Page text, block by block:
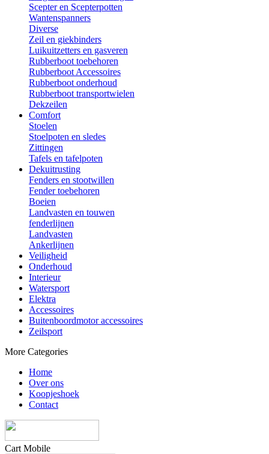
Scepter en Scepterpotten
Wantenspanners
Diverse
Zeil en giekbinders
Luikuitzetters en gasveren
Rubberboot toebehoren
Rubberboot Accessoires
Rubberboot onderhoud
Rubberboot transportwielen
Dekzeilen
Comfort
Stoelen
Stoelpoten en sledes
Zittingen
Tafels en tafelpoten
Dekuitrusting
Fenders en stootwillen
Fender toebehoren
Boeien
Landvasten en touwen
fenderlijnen
Landvasten
Ankerlijnen
Veiligheid
Onderhoud
Interieur
Watersport
Elektra
Accessoires
Buitenboordmotor accessoires
Zeilsport
More Categories
Home
Over ons
Koopjeshoek
Contact
Cart Mobile